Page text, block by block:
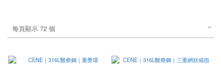
每頁顯示 72 個